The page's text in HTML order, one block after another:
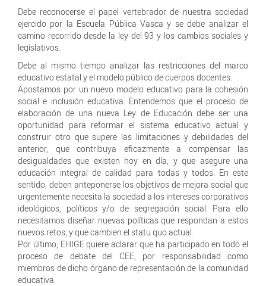
Debe reconocerse el papel vertebrador de nuestra sociedad
ejercido por la Escuela Pública Vasca y se debe analizar el
camino recorrido desde la ley del 93 y los cambios sociales y
legislativos.
Debe al mismo tiempo analizar las restricciones del marco
educativo estatal y el modelo público de cuerpos docentes.
Apostamos por un nuevo modelo educativo para la cohesión
social e inclusión educativa. Entendemos que el proceso de
elaboración de una nueva Ley de Educación debe ser una
oportunidad para reformar el sistema educativo actual y
construir otro que supere las limitaciones y debilidades del
anterior, que contribuya eficazmente a compensar las
desigualdades que existen hoy en día, y que asegure una
educación integral de calidad para todas y todos. En este
sentido, deben anteponerse los objetivos de mejora social que
urgentemente necesita la sociedad a los intereses corporativos
ideológicos, políticos y/o de segregación social. Para ello
necesitamos diseñar nuevas políticas que respondan a estos
nuevos retos, y que cambien el statu quo actual.
Por último, EHIGE quiere aclarar que ha participado en todo el
proceso de debate del CEE, por responsabilidad como
miembros de dicho órgano de representación de la comunidad
educativa.